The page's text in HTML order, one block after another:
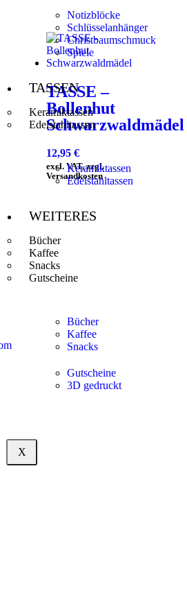
Notizblöcke
Schlüsselanhänger
Christbaumschmuck
Spiele
TASSEN
Keramiktassen
Edelstahltassen
Keramiktassen
Edelstahltassen
WEITERES
Bücher
Kaffee
Snacks
Gutscheine
Bücher
Kaffee
Snacks
Gutscheine
3D gedruckt
X
TASSE –
Bollenhut
Schwarzwaldmädel
12,95 €
excl. VAT, zzgl.
Versandkosten